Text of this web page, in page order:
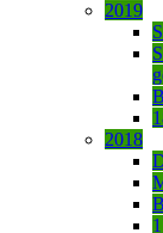
2019
2018